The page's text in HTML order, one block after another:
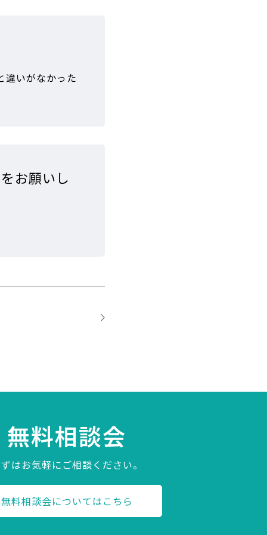
違いがなかった
お願いし
無料相談会
はお気軽にご相談ください。
無料相談会についてはこちら